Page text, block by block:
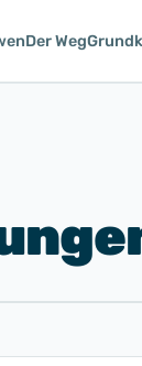
Der Weg